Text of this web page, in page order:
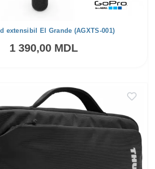
extensibil El Grande (AGXTS-001)
1 390,00 MDL